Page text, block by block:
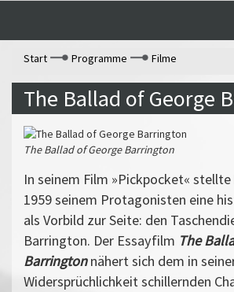
Start
Programme Filme
The Ballad of George
The Ballad of George Barrington
In seinem Film »Pickpocket«
1959 seinem Protagonisten eine
als Vorbild zur Seite: den
Barrington. Der Essayfilm The
Barrington nähert sich dem in
Widersprüchlichkeit schillernden